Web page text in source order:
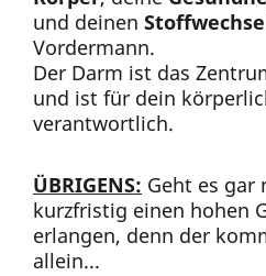
und deinen
Vordermann.
Der Darm ist das
und ist für dein
verantwortlich.
ÜBRIGENS: Geht es gar
kurzfristig einen hohen
erlangen, denn der
allein...